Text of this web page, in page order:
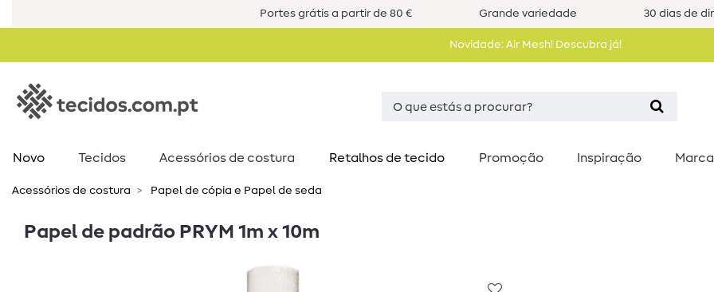
Portes grátis a partir de 80 € Grande variedade 30 dias de
Novidade: Air Mesh! Descubra já!
Novo Tecidos Acessórios de costura​ Retalhos de tecido Promoção Inspiração
Acessórios de costura​ Papel de cópia e Papel de seda
Papel de padrão PRYM 1m x 10m